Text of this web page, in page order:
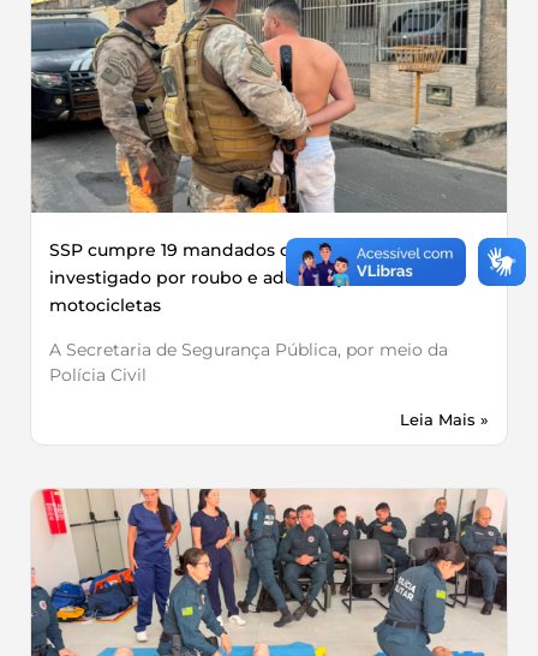
SSP cumpre 19 mandados contra grupo
investigado por roubo e adulteração de
motocicletas
A Secretaria de Segurança Pública, por meio da
Polícia Civil
Leia Mais »